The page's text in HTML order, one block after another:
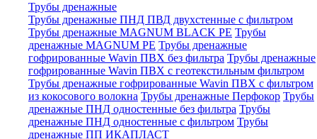
Трубы дренажные
Трубы дренажные ПНД ПВД двухстенные с фильтром
Трубы дренажные MAGNUM BLACK PE Трубы
дренажные MAGNUM PE Трубы дренажные
гофрированные Wavin ПВХ без фильтра Трубы дренажные
гофрированные Wavin ПВХ с геотекстильным фильтром
Трубы дренажные гофрированные Wavin ПВХ с фильтром
из кокосового волокна Трубы дренажные Перфокор Трубы
дренажные ПНД одностенные без фильтра Трубы
дренажные ПНД одностенные с фильтром Трубы
дренажные ПП ИКАПЛАСТ